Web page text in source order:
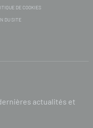
DE COOKIES
DU SITE
actualités et